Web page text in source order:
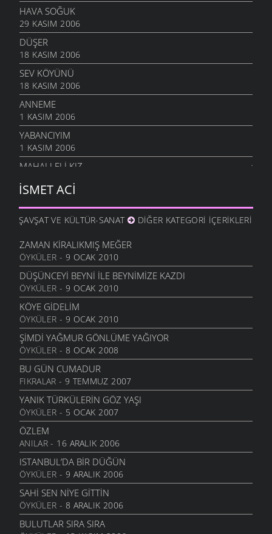
HAVA SOĞUK
29 KASIM 2006
DÜŞER
18 KASIM 2006
SEV KÖYÜNÜ
18 KASIM 2006
ANNEME
1 KASIM 2006
YABANCIYIM
1 KASIM 2006
MAHALLELI KIZ
ÇOCUKLAR AĞLADILAR
3 EYLÜL 2006
SEVEMEM
13 HAZIRAN 2006
DÖNELIM
13 HAZIRAN 2006
İKI ÇIPLAK
13 HAZIRAN 2006
ANLAYAMADIM
13 HAZIRAN 2006
TEZAT
13 HAZIRAN 2006
ÇEKERIZ
2 HAZIRAN 2006
GURBET
25 MAYIS 2006
YOKSULLUK
24 MAYIS 2006
MEMLEKET HASRETI
24 MAYIS 2006
UMUT TRENI
16 MAYIS 2006
İSMET ACI
ŞAVŞAT VE KÜLTÜR-SANAT DIĞER KATEGORI İÇERIKLERI
ZAMAN KIRALIKMIŞ MEĞER
ÖYKÜLER - 9 OCAK 2010
DÜŞÜNCEYI BEYNI İLE BEYNIMIZE KAZDI
ÖYKÜLER - 9 OCAK 2010
KÖYE GIDELIM
ÖYKÜLER - 9 OCAK 2010
ŞIMDI YAĞMUR GÖNLÜME YAĞIYOR
ÖYKÜLER - 8 OCAK 2008
BU GÜN CUMADUR
FIKRALAR - 9 TEMMUZ 2007
YANIK TÜRKÜLERIN GÖZ YAŞI
ÖYKÜLER - 5 OCAK 2007
ÖZLEM
ANILAR- 16 ARALIK 2006
ISTANBUL’DA BIR DÜĞÜN
ÖYKÜLER - 9 ARALIK 2006
SAHI SEN NIYE GITTIN
ÖYKÜLER - 8 ARALIK 2006
BULUTLAR SIRA SIRA